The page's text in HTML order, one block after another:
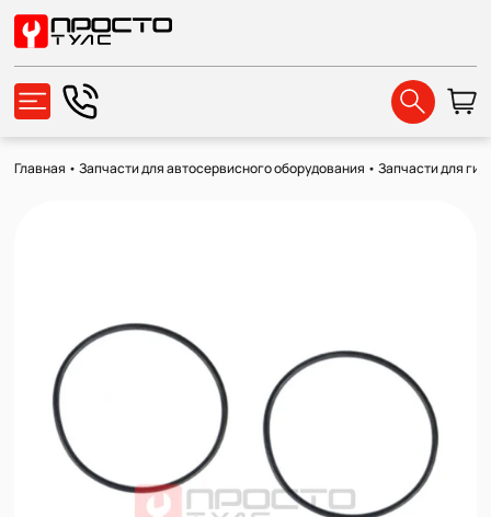
Главная •Запчасти для автосервисного оборудования •Запчасти для